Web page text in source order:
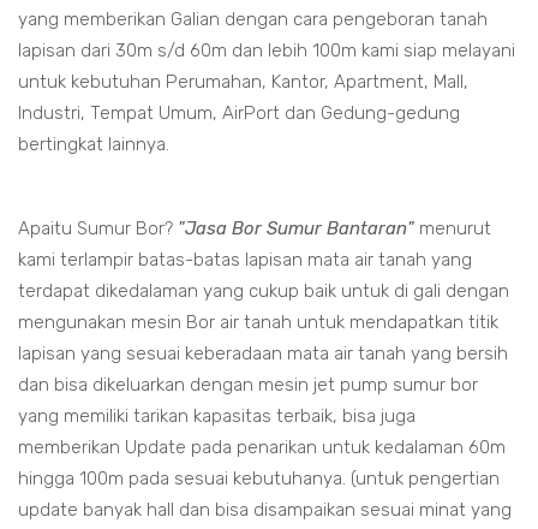
yang memberikan Galian dengan cara pengeboran tanah
lapisan dari 30m s/d 60m dan lebih 100m kami siap melayani
untuk kebutuhan Perumahan, Kantor, Apartment, Mall,
Industri, Tempat Umum, AirPort dan Gedung-gedung
bertingkat lainnya.
Apaitu Sumur Bor? "Jasa Bor Sumur Bantaran" menurut
kami terlampir batas-batas lapisan mata air tanah yang
terdapat dikedalaman yang cukup baik untuk di gali dengan
mengunakan mesin Bor air tanah untuk mendapatkan titik
lapisan yang sesuai keberadaan mata air tanah yang bersih
dan bisa dikeluarkan dengan mesin jet pump sumur bor
yang memiliki tarikan kapasitas terbaik, bisa juga
memberikan Update pada penarikan untuk kedalaman 60m
hingga 100m pada sesuai kebutuhanya. (untuk pengertian
update banyak hall dan bisa disampaikan sesuai minat yang